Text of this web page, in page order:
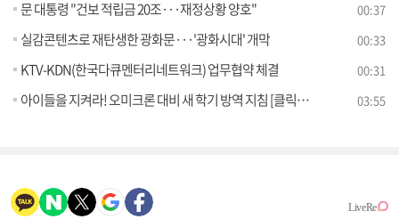
문 대통령 "건보 적립금 20조···재정상황 양호" 00:37
실감콘텐츠로 재탄생한 광화문···'광화시대' 개막 00:33
KTV-KDN(한국다큐멘터리네트워크) 업무협약 체결 00:31
아이들을 지켜라! 오미크론 대비 새 학기 방역 지침 [클릭K+] 03:55